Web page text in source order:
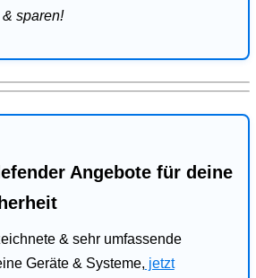
sparen!
Angebote für deine
& sehr umfassende
Geräte & Systeme, jetzt